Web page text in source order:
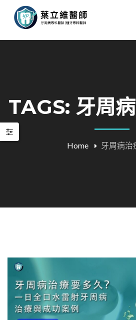
TAGS: 牙周
Home 牙周病治